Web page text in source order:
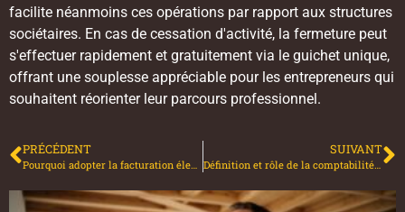
facilite néanmoins ces opérations par rapport aux structures
sociétaires. En cas de cessation d'activité, la fermeture peut
s'effectuer rapidement et gratuitement via le guichet unique,
offrant une souplesse appréciable pour les entrepreneurs qui
souhaitent réorienter leur parcours professionnel.
PRÉCÉDENT SUIVANT
Définition et rôle de la comptabilité : comprendre les fondamentaux de la gestion d’entreprise